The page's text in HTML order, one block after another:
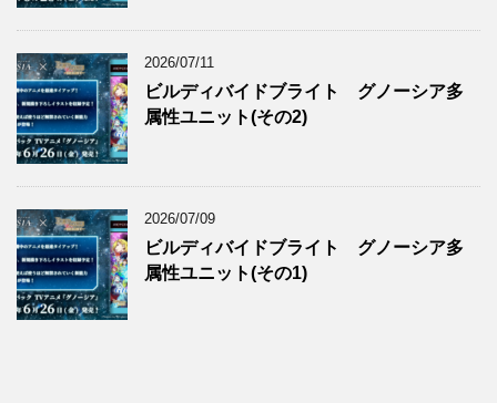
2026/07/11
ビルディバイドブライト グノーシア多
属性ユニット(その2)
2026/07/09
ビルディバイドブライト グノーシア多
属性ユニット(その1)